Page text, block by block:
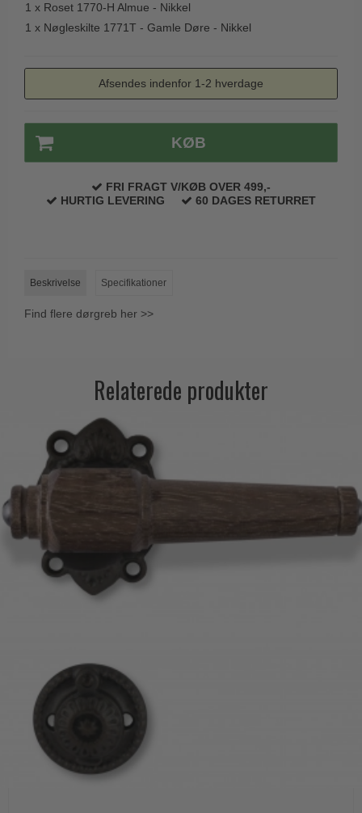
1 x Roset 1770-H Almue - Nikkel
1 x Nøgleskilte 1771T - Gamle Døre - Nikkel
Afsendes indenfor 1-2 hverdage
KØB
FRI FRAGT V/KØB OVER 499,-
HURTIG LEVERING
60 DAGES RETURRET
Beskrivelse Specifikationer
Find flere dørgreb her >>
Relaterede produkter